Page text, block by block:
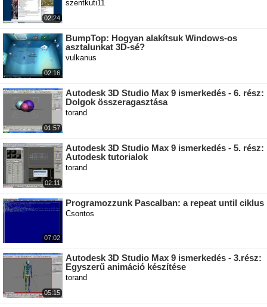
02:24
szentkuti11
02:16
BumpTop: Hogyan alakítsuk Windows-os
asztalunkat 3D-sé?
vulkanus
01:57
Autodesk 3D Studio Max 9 ismerkedés - 6. rész:
Dolgok összeragasztása
torand
02:11
Autodesk 3D Studio Max 9 ismerkedés - 5. rész:
Autodesk tutorialok
torand
07:02
Programozzunk Pascalban: a repeat until ciklus
Csontos
05:15
Autodesk 3D Studio Max 9 ismerkedés - 3.rész:
Egyszerű animáció készítése
torand